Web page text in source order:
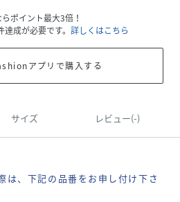
ポイント最大3倍！
成が必要です。 詳しくはこちら
アプリで購入する
サイズ レビュー(-)
は、下記の品番をお申し付け下さ